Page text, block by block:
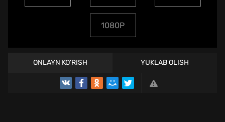
1080P
ONLAYN KO'RISH YUKLAB OLISH
TREYLER